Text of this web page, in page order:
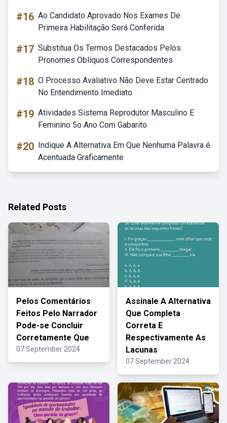
#16 Ao Candidato Aprovado Nos Exames De
Primeira Habilitação Será Conferida
#17 Substitua Os Termos Destacados Pelos
Pronomes Oblíquos Correspondentes
#18 O Processo Avaliativo Não Deve Estar Centrado
No Entendimento Imediato
#19 Atividades Sistema Reprodutor Masculino E
Feminino 5o Ano Com Gabarito
#20 Indique A Alternativa Em Que Nenhuma Palavra é
Acentuada Graficamente
Related Posts
Pelos Comentários
Feitos Pelo Narrador
Pode-se Concluir
Corretamente Que
07 September 2024
Assinale A Alternativa
Que Completa
Correta E
Respectivamente As
Lacunas
07 September 2024